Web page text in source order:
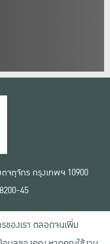
จตุจักร กรุงเทพฯ 10900
45
ต์
น
ว
ของเรา ตลอดจนเพิ่ม